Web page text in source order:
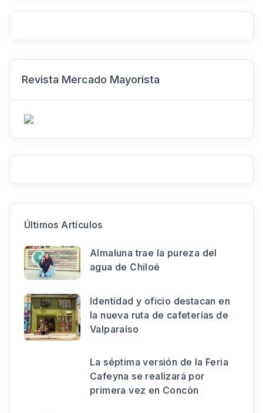
Revista Mercado Mayorista
Últimos Artículos
Almaluna trae la pureza del
agua de Chiloé
Identidad y oficio destacan en
la nueva ruta de cafeterías de
Valparaíso
La séptima versión de la Feria
Cafeyna se realizará por
primera vez en Concón